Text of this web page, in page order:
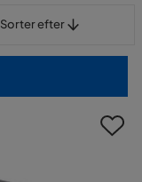
Sorter efter